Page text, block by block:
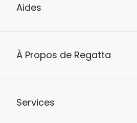
Aides
À Propos de Regatta
Services